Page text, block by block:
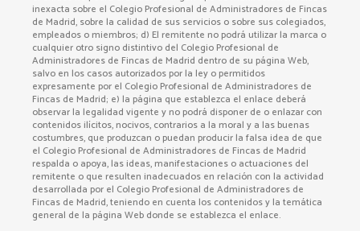
inexacta sobre el Colegio Profesional de Administradores de Fincas
de Madrid, sobre la calidad de sus servicios o sobre sus colegiados,
empleados o miembros; d) El remitente no podrá utilizar la marca o
cualquier otro signo distintivo del Colegio Profesional de
Administradores de Fincas de Madrid dentro de su página Web,
salvo en los casos autorizados por la ley o permitidos
expresamente por el Colegio Profesional de Administradores de
Fincas de Madrid; e) la página que establezca el enlace deberá
observar la legalidad vigente y no podrá disponer de o enlazar con
contenidos ilícitos, nocivos, contrarios a la moral y a las buenas
costumbres, que produzcan o puedan producir la falsa idea de que
el Colegio Profesional de Administradores de Fincas de Madrid
respalda o apoya, las ideas, manifestaciones o actuaciones del
remitente o que resulten inadecuados en relación con la actividad
desarrollada por el Colegio Profesional de Administradores de
Fincas de Madrid, teniendo en cuenta los contenidos y la temática
general de la página Web donde se establezca el enlace.